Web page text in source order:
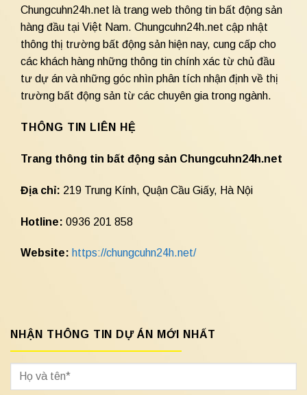
Chungcuhn24h.net là trang web thông tin bất động sản
hàng đầu tại Việt Nam. Chungcuhn24h.net cập nhật
thông thị trường bất động sản hiện nay, cung cấp cho
các khách hàng những thông tin chính xác từ chủ đầu
tư dự án và những góc nhìn phân tích nhận định về thị
trường bất động sản từ các chuyên gia trong ngành.
THÔNG TIN LIÊN HỆ
Trang thông tin bất động sản Chungcuhn24h.net
Địa chỉ: 219 Trung Kính, Quận Cầu Giấy, Hà Nội
Hotline: 0936 201 858
Website: https://chungcuhn24h.net/
NHẬN THÔNG TIN DỰ ÁN MỚI NHẤT